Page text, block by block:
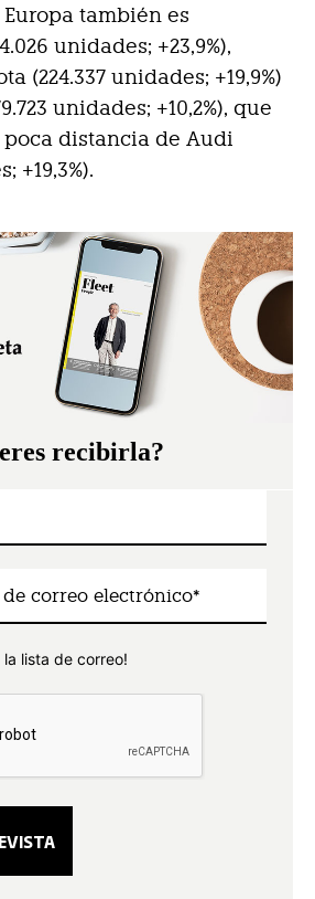
también es
unidades; +23,9%),
(224.337 unidades; +19,9%)
unidades; +10,2%), que
distancia de Audi
+19,3%).
recibirla?
la lista de correo!